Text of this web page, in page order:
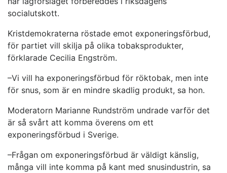
socialutskott.
Kristdemokraterna röstade emot exponeringsförbud,
för partiet vill skilja på olika tobaksprodukter,
förklarade Cecilia Engström.
–Vi vill ha exponeringsförbud för röktobak, men inte
för snus, som är en mindre skadlig produkt, sa hon.
Moderatorn Marianne Rundström undrade varför det
är så svårt att komma överens om ett
exponeringsförbud i Sverige.
–Frågan om exponeringsförbud är väldigt känslig,
många vill inte komma på kant med snusindustrin, sa